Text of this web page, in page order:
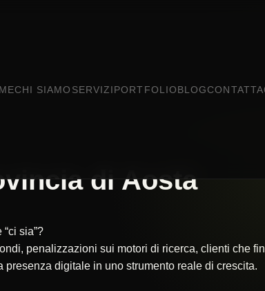
CHI SIAMO SERVIZI PORTFOLIO BLOG
di Aosta
sia”?
penalizzazioni sui motori di ricerca, clienti che
digitale in uno strumento reale di crescita.